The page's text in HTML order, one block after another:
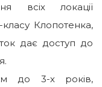
всіх локації
Клопотенка,
дає доступ до
до 3-х років,